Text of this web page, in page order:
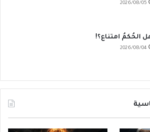
2026/08/05
الحُكمُ امتناع؟!
2026/08/04